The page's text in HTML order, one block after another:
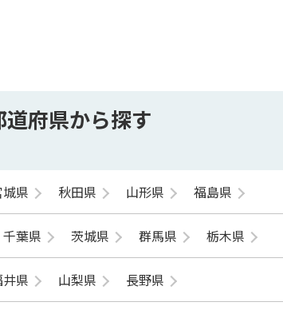
府県から探す
城県 秋田県 山形県 福島県
千葉県 茨城県 群馬県 栃木県
県 山梨県 長野県